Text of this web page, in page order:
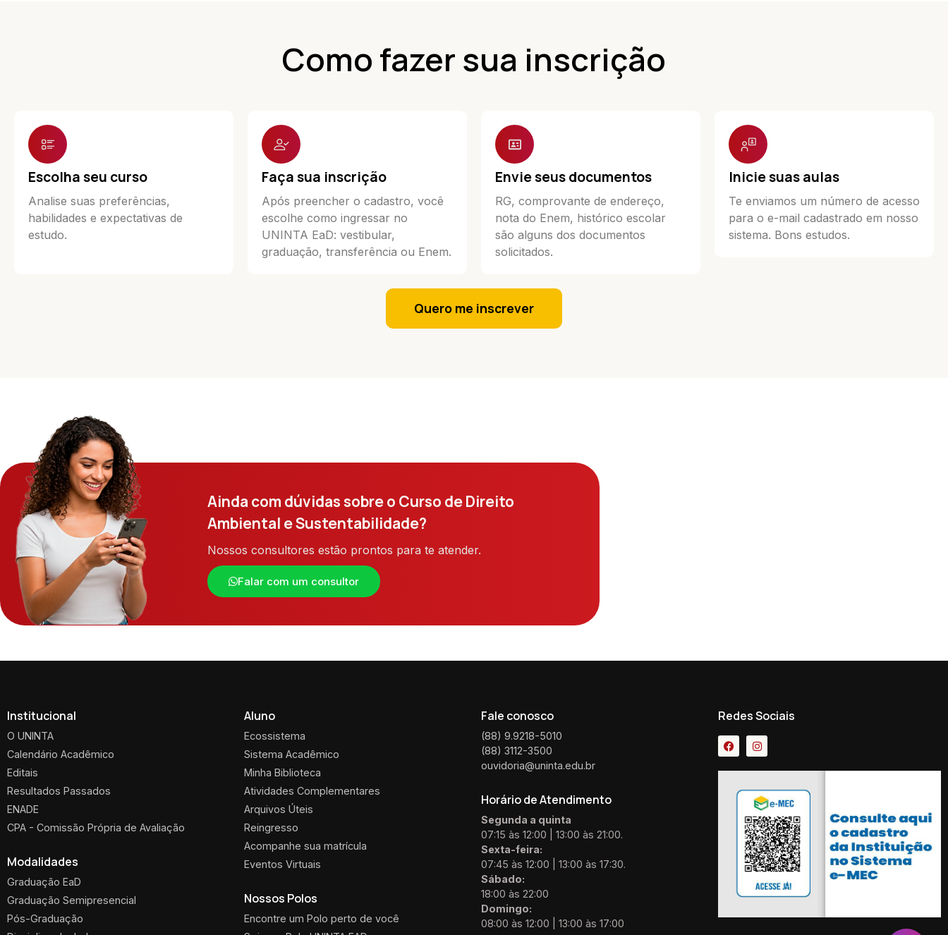
Como fazer sua inscrição
Escolha seu curso
Analise suas preferências,
habilidades e expectativas de
estudo.
Faça sua inscrição
Após preencher o cadastro, você
escolhe como ingressar no
UNINTA EaD: vestibular,
graduação, transferência ou Enem.
Envie seus documentos
RG, comprovante de endereço,
nota do Enem, histórico escolar
são alguns dos documentos
solicitados.
Inicie suas aulas
Te enviamos um número de acesso
para o e-mail cadastrado em nosso
sistema. Bons estudos.
Quero me inscrever
Ainda com dúvidas sobre o Curso de Direito
Ambiental e Sustentabilidade?
Nossos consultores estão prontos para te atender.
Falar com um consultor
Institucional
O UNINTA
Calendário Acadêmico
Editais
Resultados Passados
ENADE
CPA - Comissão Própria de Avaliação
Modalidades
Graduação EaD
Graduação Semipresencial
Pós-Graduação
Aluno
Ecossistema
Sistema Acadêmico
Minha Biblioteca
Atividades Complementares
Arquivos Úteis
Reingresso
Acompanhe sua matrícula
Eventos Virtuais
Nossos Polos
Encontre um Polo perto de você
Fale conosco
(88) 9.9218-5010
(88) 3112-3500
ouvidoria@uninta.edu.br
Horário de Atendimento
Segunda a quinta
07:15 às 12:00 | 13:00 às 21:00.
Sexta-feira:
07:45 às 12:00 | 13:00 às 17:30.
Sábado:
18:00 às 22:00
Domingo:
08:00 às 12:00 | 13:00 às 17:00
Redes Sociais